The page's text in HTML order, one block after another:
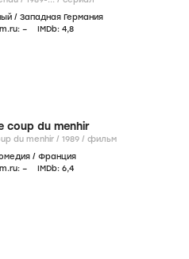
/ Западная Германия
– IMDb: 4,8
coup du menhir
Astérix et le coup du menhir / 1989 / фильм
/ Франция
– IMDb: 6,4